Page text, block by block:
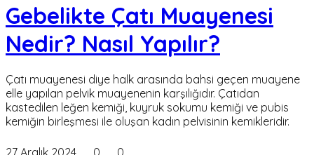
Gebelikte Çatı Muayenesi
Nedir? Nasıl Yapılır?
Çatı muayenesi diye halk arasında bahsi geçen muayene
elle yapılan pelvik muayenenin karşılığıdır. Çatıdan
kastedilen leğen kemiği, kuyruk sokumu kemiği ve pubis
kemiğin birleşmesi ile oluşan kadın pelvisinin kemikleridir.